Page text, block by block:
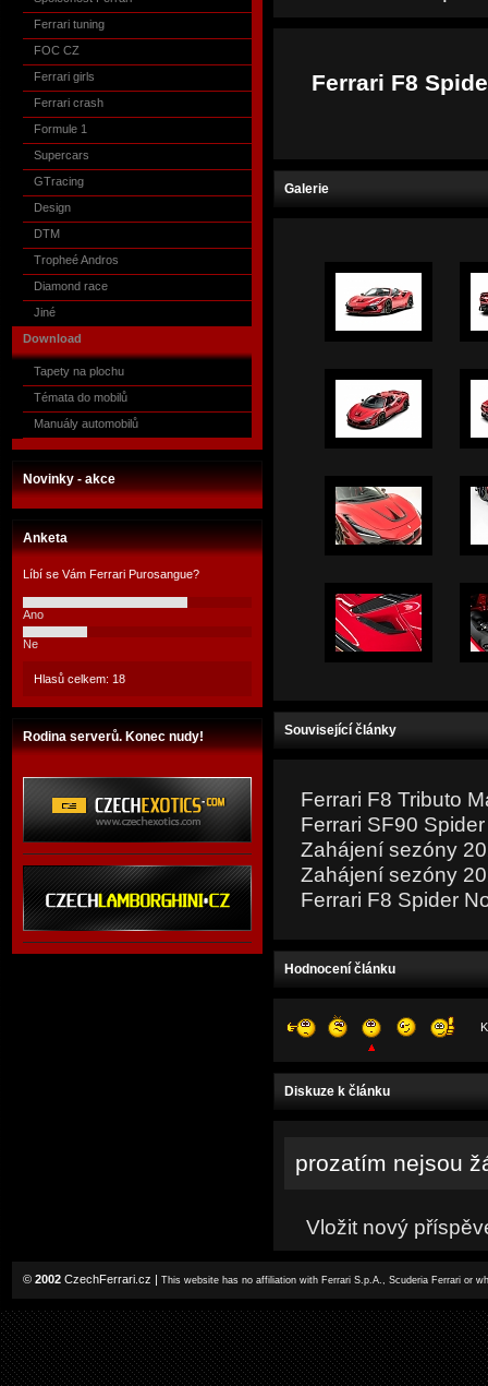
Ferrari tuning
FOC CZ
Ferrari girls
Ferrari crash
Formule 1
Supercars
GTracing
Design
DTM
Tropheé Andros
Diamond race
Jiné
Download
Tapety na plochu
Témata do mobilů
Manuály automobilů
Novinky - akce
Anketa
Líbí se Vám Ferrari Purosangue?
Ano
Ne
Hlasů celkem: 18
Rodina serverů. Konec nudy!
Ferrari F8
Galerie
Související články
Ferrari F8 Tributo
Ferrari SF90
Zahájení sezóny
Zahájení sezóny
Ferrari F8 Spider
Hodnocení článku
Diskuze k článku
prozatím nejsou
Vložit nový
© 2002 CzechFerrari.cz | This website has no affiliation with Ferrari S.p.A., Scuderia Ferrari or